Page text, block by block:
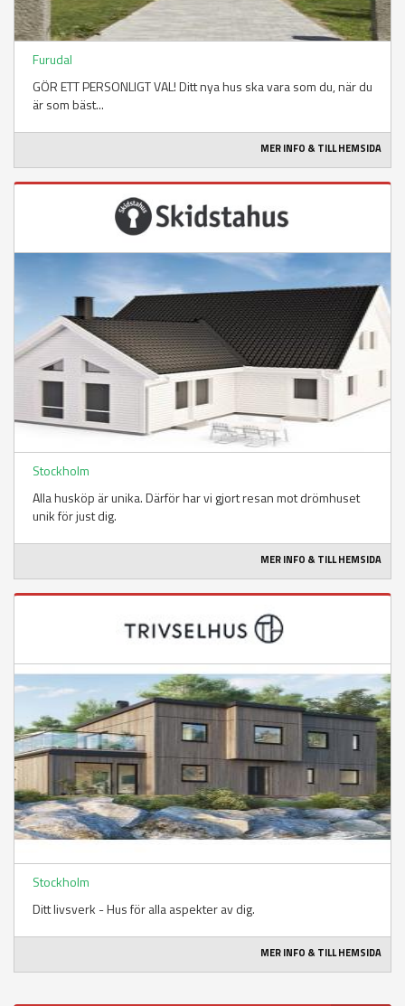
Furudal
GÖR ETT PERSONLIGT VAL! Ditt nya hus ska vara som du, när du
är som bäst...
MER INFO & TILL HEMSIDA
Stockholm
Alla husköp är unika. Därför har vi gjort resan mot drömhuset
unik för just dig.
MER INFO & TILL HEMSIDA
Stockholm
Ditt livsverk - Hus för alla aspekter av dig.
MER INFO & TILL HEMSIDA